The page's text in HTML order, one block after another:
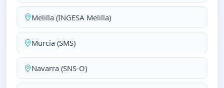
Melilla (INGESA Melilla)
Murcia (SMS)
Navarra (SNS-O)